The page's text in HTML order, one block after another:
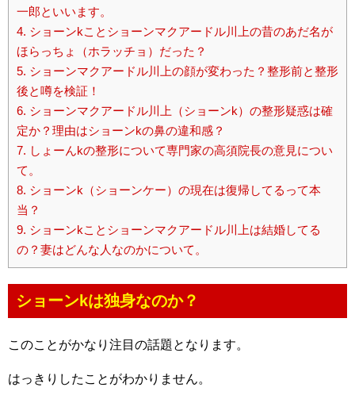
一郎といいます。
4. ショーンkことショーンマクアードル川上の昔のあだ名が
ほらっちょ（ホラッチョ）だった？
5. ショーンマクアードル川上の顔が変わった？整形前と整形
後と噂を検証！
6. ショーンマクアードル川上（ショーンk）の整形疑惑は確
定か？理由はショーンkの鼻の違和感？
7. しょーんkの整形について専門家の高須院長の意見につい
て。
8. ショーンk（ショーンケー）の現在は復帰してるって本
当？
9. ショーンkことショーンマクアードル川上は結婚してる
の？妻はどんな人なのかについて。
ショーンkは独身なのか？
このことがかなり注目の話題となります。
はっきりしたことがわかりません。